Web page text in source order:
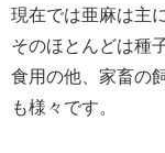
現在では亜麻は主
そのほとんどは種
食用の他、家畜の
も様々です。